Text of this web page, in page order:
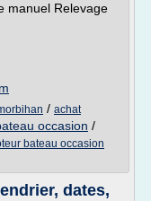
manuel Relevage
/ achat
occasion /
bateau occasion
dates,